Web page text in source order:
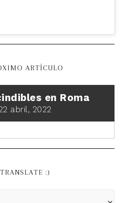
ARTÍCULO
en Roma
abril, 2022
TRANSLATE :)